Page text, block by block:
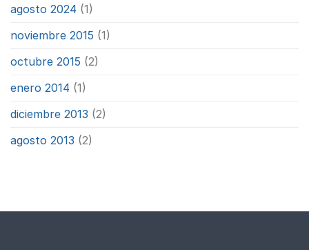
agosto 2024 (1)
noviembre 2015 (1)
octubre 2015 (2)
enero 2014 (1)
diciembre 2013 (2)
agosto 2013 (2)